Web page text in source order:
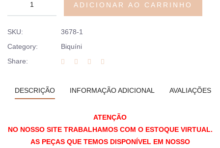
ADICIONAR AO CARRINHO
SKU:
3678-1
Category:
Biquíni
Share:
DESCRIÇÃO INFORMAÇÃO ADICIONAL AVALIAÇÕES
ATENÇÃO
NO NOSSO SITE TRABALHAMOS COM O ESTOQUE VIRTUAL.
AS PEÇAS QUE TEMOS DISPONÍVEL EM NOSSO